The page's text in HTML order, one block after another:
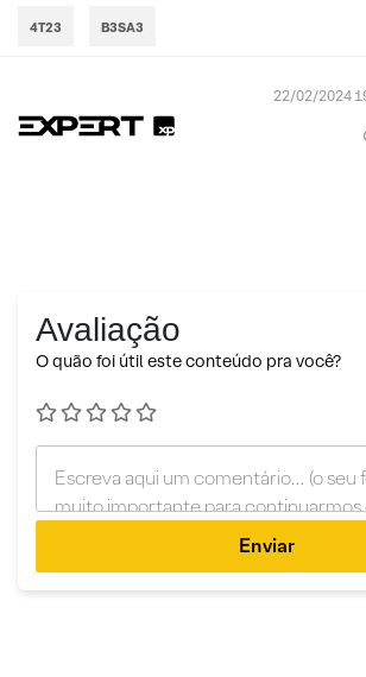
4T23 B3SA3
22/02/2024
Avaliação
O quão foi útil este conteúdo pra você?
Enviar